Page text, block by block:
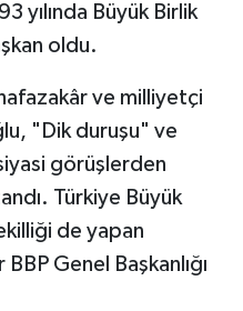
yılında Büyük Birlik
oldu.
ve milliyetçi
"Dik duruşu" ve
görüşlerden
Türkiye Büyük
de yapan
Genel Başkanlığı